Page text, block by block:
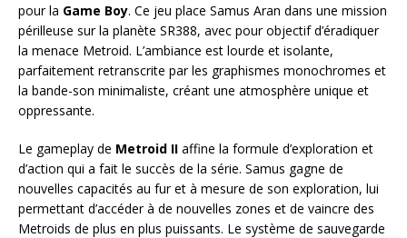
pour la Game Boy. Ce jeu place Samus Aran dans une mission
périlleuse sur la planète SR388, avec pour objectif d’éradiquer
la menace Metroid. L’ambiance est lourde et isolante,
parfaitement retranscrite par les graphismes monochromes et
la bande-son minimaliste, créant une atmosphère unique et
oppressante.
Le gameplay de Metroid II affine la formule d’exploration et
d’action qui a fait le succès de la série. Samus gagne de
nouvelles capacités au fur et à mesure de son exploration, lui
permettant d’accéder à de nouvelles zones et de vaincre des
Metroids de plus en plus puissants. Le système de sauvegarde